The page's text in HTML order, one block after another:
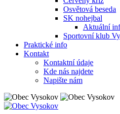
Osvětová beseda
SK nohejbal
Aktuální
Sportovní klub
Praktické info
Kontakt
Kontaktní údaje
Kde nás najdete
Napište nám